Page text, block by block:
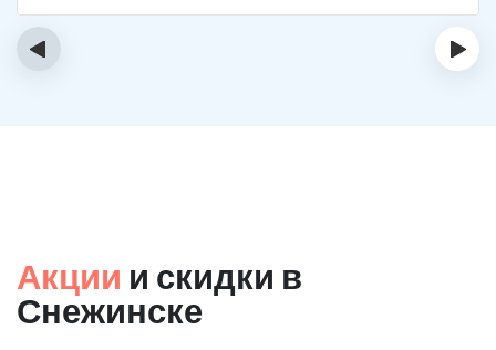
нарколог, мне сделали какую-то капельницу, после
для прохождения курса реабилитации, так я и сделал.
‹ ›
Акции и скидки в
Снежинске